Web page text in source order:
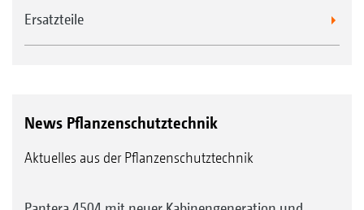
Ersatzteile
News Pflanzenschutztechnik
Aktuelles aus der Pflanzenschutztechnik